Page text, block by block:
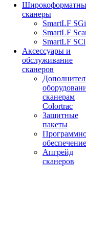
сканеры
SmartLF SGi
SmartLF
SmartLF SCi
Аксессуары и
обслуживание
сканеров
сканерам
Colortrac
Защитные
пакеты
обеспечение
Апгрейд
сканеров